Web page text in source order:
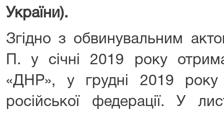
України).
Згідно з обвинувальним
П. у січні 2019 року
«ДНР», у грудні 2019 року
російської федерації. У